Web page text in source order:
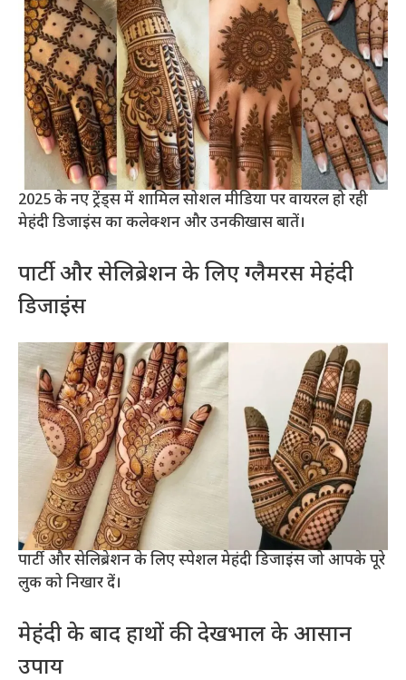
2025 के नए ट्रेंड्स में शामिल सोशल मीडिया पर वायरल हो रही
मेहंदी डिजाइंस का कलेक्शन और उनकी खास बातें।
पार्टी और सेलिब्रेशन के लिए ग्लैमरस मेहंदी
डिजाइंस
पार्टी और सेलिब्रेशन के लिए स्पेशल मेहंदी डिजाइंस जो आपके पूरे
लुक को निखार दें।
मेहंदी के बाद हाथों की देखभाल के आसान
उपाय